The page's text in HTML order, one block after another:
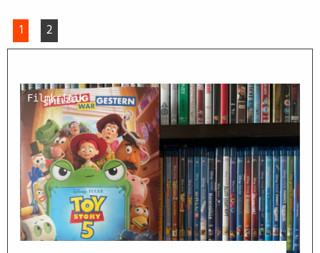
1 2
Filmkritik